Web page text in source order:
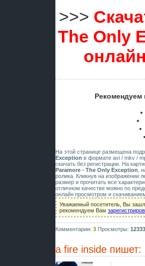
>>>
The Only
Рекомендуем
На этой странице размещена
Exception в формате avi / mkv /
скачать без регистрации. На
Paramore - The Only Exception ,
ролика. Кликнув на изображении
размер и прочитать все
отличном качестве можно по
онлайн просмотром и
Уважаемый посетитель, Вы
рекомендуем Вам
Комментарии: 3 Просмотры: 12333
a fire inside пишет: